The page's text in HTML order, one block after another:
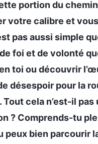
portion du
votre calibre et
pas aussi simple
foi et de volonté
toi ou découvrir
désespoir pour la
cela n’est-il
? Comprends-tu
bien parcourir